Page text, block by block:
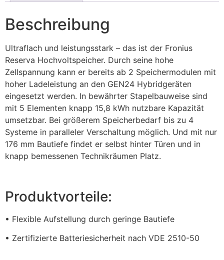
Beschreibung
Ultraflach und leistungsstark – das ist der Fronius
Reserva Hochvoltspeicher. Durch seine hohe
Zellspannung kann er bereits ab 2 Speichermodulen mit
hoher Ladeleistung an den GEN24 Hybridgeräten
eingesetzt werden. In bewährter Stapelbauweise sind
mit 5 Elementen knapp 15,8 kWh nutzbare Kapazität
umsetzbar. Bei größerem Speicherbedarf bis zu 4
Systeme in paralleler Verschaltung möglich. Und mit nur
176 mm Bautiefe findet er selbst hinter Türen und in
knapp bemessenen Technikräumen Platz.
Produktvorteile:
• Flexible Aufstellung durch geringe Bautiefe
• Zertifizierte Batteriesicherheit nach VDE 2510-50